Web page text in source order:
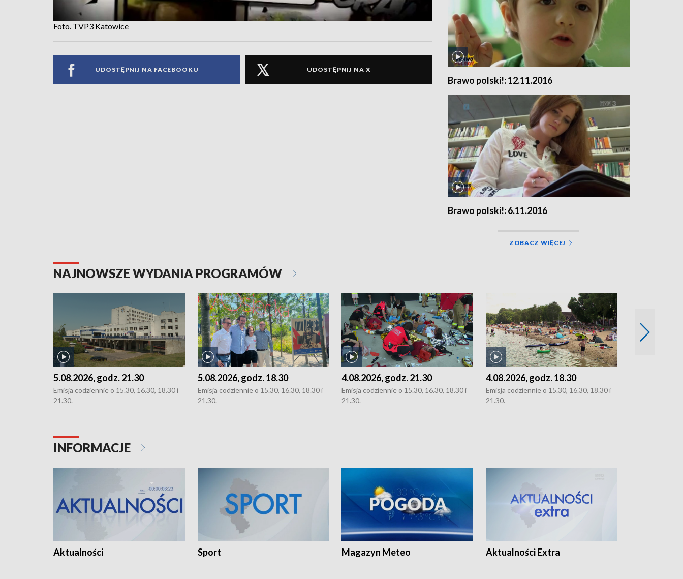
Foto. TVP3 Katowice
UDOSTĘPNIJ NA FACEBOOKU UDOSTĘPNIJ NA X
Brawo polski!: 12.11.2016
Brawo polski!: 6.11.2016
ZOBACZ WIĘCEJ
NAJNOWSZE WYDANIA PROGRAMÓW
5.08.2026, godz. 21.30
Emisja codziennie o 15.30, 16.30, 18.30 i
21.30.
5.08.2026, godz. 18.30
Emisja codziennie o 15.30, 16.30, 18.30 i
21.30.
4.08.2026, godz. 21.30
Emisja codziennie o 15.30, 16.30, 18.30 i
21.30.
4.08.2026, godz. 18.30
Emisja codziennie o 15.30, 16.30, 18.30 i
21.30.
INFORMACJE
Aktualności Sport Magazyn Meteo Aktualności Extra